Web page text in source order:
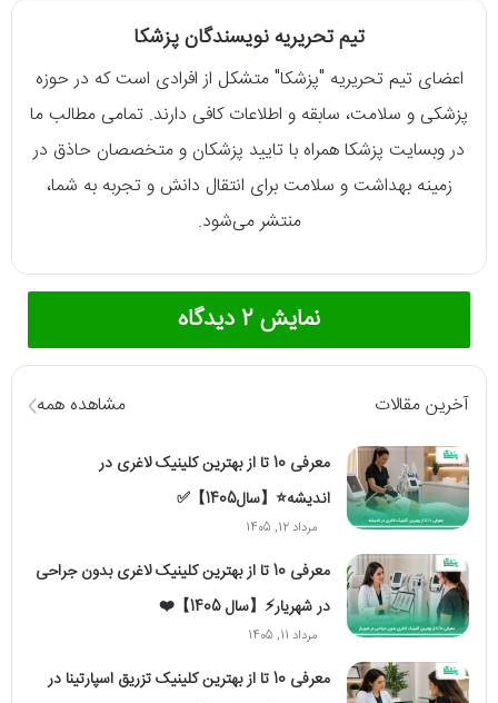
تیم تحریریه نویسندگان پزشکا
اعضای تیم تحریریه "پزشکا" متشکل از افرادی است که در حوزه
پزشکی و سلامت، سابقه و اطلاعات کافی دارند. تمامی مطالب ما
در وبسایت پزشکا همراه با تایید پزشکان و متخصصان حاذق در
زمینه بهداشت و سلامت برای انتقال دانش و تجربه به شما،
منتشر می‌شود.
نمایش 2 دیدگاه
آخرین مقالات مشاهده همه
معرفی 10 تا از بهترین کلینیک لاغری در
اندیشه⭐【سال1405】✅
مرداد 12, 1405
معرفی 10 تا از بهترین کلینیک لاغری بدون جراحی
در شهریار⚡【سال 1405】❤️
مرداد 11, 1405
معرفی 10 تا از بهترین کلینیک تزریق اسپارتینا در